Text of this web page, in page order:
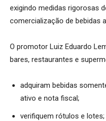
exigindo medidas rigorosas
comercialização de bebidas
O promotor Luiz Eduardo
bares, restaurantes e
adquiram bebidas
ativo e nota fiscal;
verifiquem rótulos e lotes;